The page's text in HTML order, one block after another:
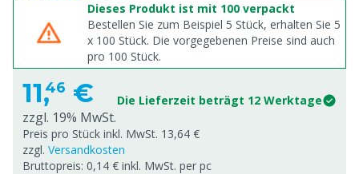
Dieses Produkt ist mit 100 verpackt
Bestellen Sie zum Beispiel 5 Stück, erhalten Sie 5
x 100 Stück. Die vorgegebenen Preise sind auch
pro 100 Stück.
11,46 € Die Lieferzeit beträgt 12 Werktage
zzgl. 19% MwSt.
Preis pro Stück inkl. MwSt. 13,64 €
zzgl. Versandkosten
Bruttopreis: 0,14 € inkl. MwSt. per pc